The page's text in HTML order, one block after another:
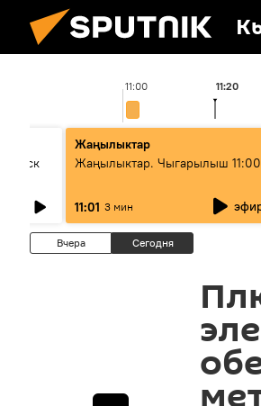
11:00 11:20
Жаңылыктар
Жаңылыктар. Чыгарылыш 11:00
11:01 3 мин
Вчера Сегодня